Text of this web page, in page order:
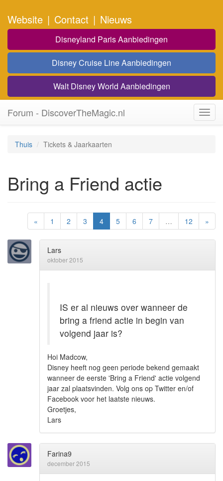
Website | Contact | Nieuws
Disneyland Paris Aanbiedingen
Disney Cruise Line Aanbiedingen
Walt Disney World Aanbiedingen
Forum - DiscoverTheMagic.nl
Thuis Tickets & Jaarkaarten
Bring a Friend actie
« 1 2 3 4 5 6 7 … 12 »
Lars
oktober 2015
IS er al nieuws over wanneer de
bring a friend actie in begin van
volgend jaar is?
Hoi Madcow,
Disney heeft nog geen periode bekend gemaakt
wanneer de eerste 'Bring a Friend' actie volgend
jaar zal plaatsvinden. Volg ons op Twitter en/of
Facebook voor het laatste nieuws.
Groetjes,
Lars
Farina9
december 2015